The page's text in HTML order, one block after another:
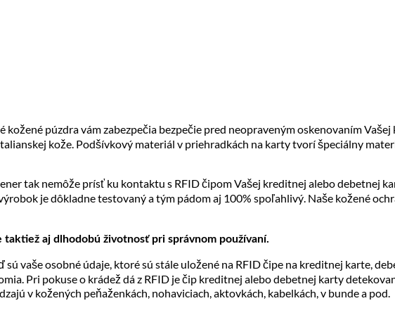
kožené púzdra vám zabezpečia bezpečie pred neopraveným oskenovaním
kože. Podšívkový materiál v priehradkách na karty tvorí špeciálny
tak nemôže prísť ku kontaktu s RFID čipom Vašej kreditnej alebo debetnej
je dôkladne testovaný a tým pádom aj 100% spoľahlivý. Naše kožené
aj dlhodobú životnosť pri správnom používaní.
sú vaše osobné údaje, ktoré sú stále uložené na RFID čipe na kreditnej karte,
Pri pokuse o krádež dá z RFID je čip kreditnej alebo debetnej karty
v kožených peňaženkách, nohaviciach, aktovkách, kabelkách, v bunde a pod.